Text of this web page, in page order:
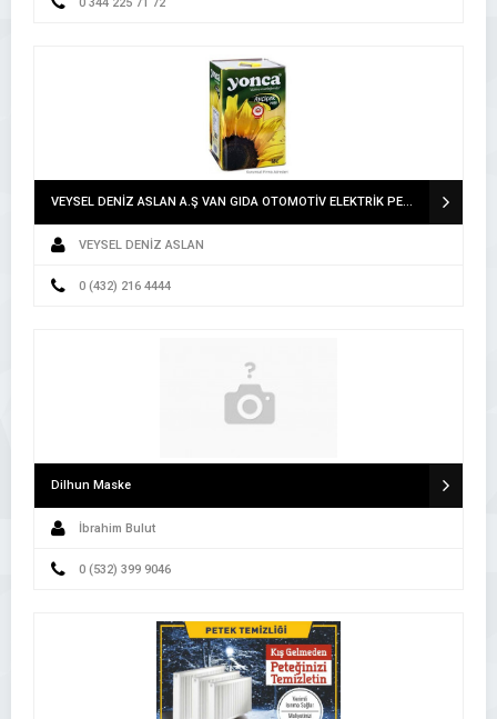
VEYSEL DENİZ ASLAN A.Ş VAN GIDA OTOMOTİV ELEKTRİK PETROL ÜRÜNLERİ İNŞAAT TEKSTİL TURİZM İTHALAT İHRACAT SAN.LTD.ŞTİ. A.Ş VAN
VEYSEL DENİZ ASLAN
0 (432) 216 4444
Dilhun Maske
İbrahim Bulut
0 (532) 399 9046